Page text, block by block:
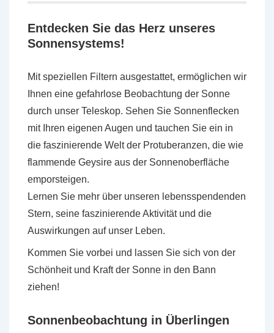
Entdecken Sie das Herz unseres
Sonnensystems!
Mit speziellen Filtern ausgestattet, ermöglichen wir
Ihnen eine gefahrlose Beobachtung der Sonne
durch unser Teleskop. Sehen Sie Sonnenflecken
mit Ihren eigenen Augen und tauchen Sie ein in
die faszinierende Welt der Protuberanzen, die wie
flammende Geysire aus der Sonnenoberfläche
emporsteigen.
Lernen Sie mehr über unseren lebensspendenden
Stern, seine faszinierende Aktivität und die
Auswirkungen auf unser Leben.
Kommen Sie vorbei und lassen Sie sich von der
Schönheit und Kraft der Sonne in den Bann
ziehen!
Sonnenbeobachtung in Überlingen